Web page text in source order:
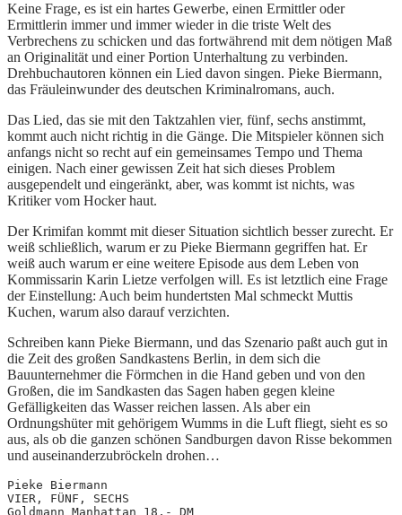
Keine Frage, es ist ein hartes Gewerbe, einen Ermittler oder
Ermittlerin immer und immer wieder in die triste Welt des
Verbrechens zu schicken und das fortwährend mit dem nötigen Maß
an Originalität und einer Portion Unterhaltung zu verbinden.
Drehbuchautoren können ein Lied davon singen. Pieke Biermann,
das Fräuleinwunder des deutschen Kriminalromans, auch.
Das Lied, das sie mit den Taktzahlen vier, fünf, sechs anstimmt,
kommt auch nicht richtig in die Gänge. Die Mitspieler können sich
anfangs nicht so recht auf ein gemeinsames Tempo und Thema
einigen. Nach einer gewissen Zeit hat sich dieses Problem
ausgependelt und eingeränkt, aber, was kommt ist nichts, was
Kritiker vom Hocker haut.
Der Krimifan kommt mit dieser Situation sichtlich besser zurecht. Er
weiß schließlich, warum er zu Pieke Biermann gegriffen hat. Er
weiß auch warum er eine weitere Episode aus dem Leben von
Kommissarin Karin Lietze verfolgen will. Es ist letztlich eine Frage
der Einstellung: Auch beim hundertsten Mal schmeckt Muttis
Kuchen, warum also darauf verzichten.
Schreiben kann Pieke Biermann, und das Szenario paßt auch gut in
die Zeit des großen Sandkastens Berlin, in dem sich die
Bauunternehmer die Förmchen in die Hand geben und von den
Großen, die im Sandkasten das Sagen haben gegen kleine
Gefälligkeiten das Wasser reichen lassen. Als aber ein
Ordnungshüter mit gehörigem Wumms in die Luft fliegt, sieht es so
aus, als ob die ganzen schönen Sandburgen davon Risse bekommen
und auseinanderzubröckeln drohen…
Pieke Biermann
VIER, FÜNF, SECHS
Goldmann Manhattan 18,- DM